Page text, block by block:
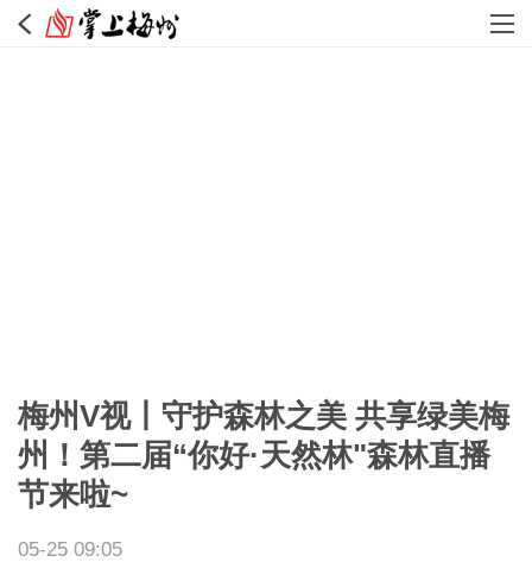
梅州V视丨守护森林之美 共享绿美梅
州！第二届“你好·天然林"森林直播
节来啦~
05-25 09:05